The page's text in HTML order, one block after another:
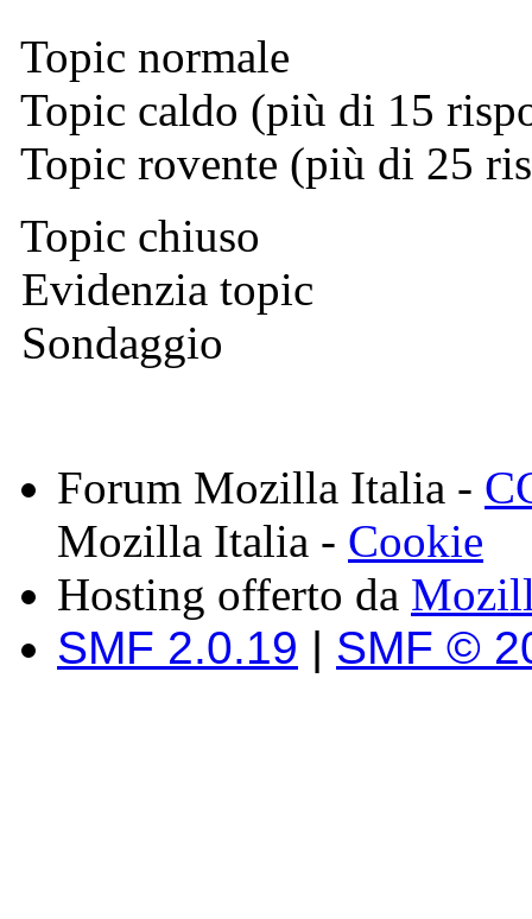
Topic normale
Topic caldo (più di 15
Topic rovente (più di 25
Topic chiuso
Evidenzia topic
Sondaggio
Forum Mozilla Italia -
Mozilla Italia - Cookie
Hosting offerto da
SMF 2.0.19 | SMF ©